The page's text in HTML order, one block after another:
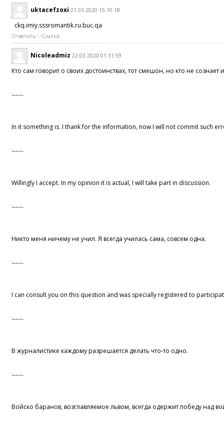
uktacefzoxi 21.03.2020 15:10:18
ckq.imiy.sssromantik.ru.buc.qa
Ответить Ссылка
Nicoleadmiz 22.03.2020 01:31:59
Кто сам говорит о своих достоинствах, тот смешон, но кто не сознает
------
In it something is. I thank for the information, now I will not commit such
------
Willingly I accept. In my opinion it is actual, I will take part in discussion.
------
Никто меня ничему не учил. Я всегда училась сама, совсем одна.
------
I can consult you on this question and was specially registered to
------
В журналистике каждому разрешается делать что-то одно.
------
Войско баранов, возглавляемое львом, всегда одержит победу над